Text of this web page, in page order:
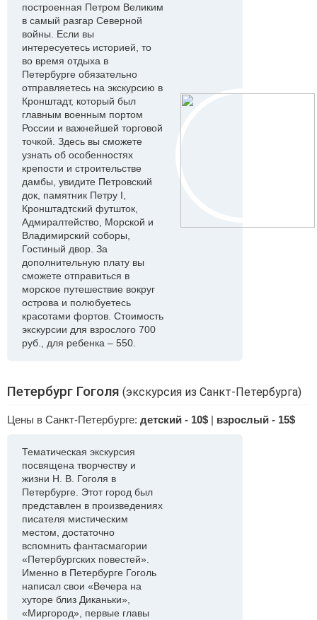
построенная Петром Великим
в самый разгар Северной
войны. Если вы
интересуетесь историей, то
во время отдыха в
Петербурге обязательно
отправляетесь на экскурсию в
Кронштадт, который был
главным военным портом
России и важнейшей торговой
точкой. Здесь вы сможете
узнать об особенностях
крепости и строительстве
дамбы, увидите Петровский
док, памятник Петру I,
Кронштадтский футшток,
Адмиралтейство, Морской и
Владимирский соборы,
Гостиный двор. За
дополнительную плату вы
сможете отправиться в
морское путешествие вокруг
острова и полюбуетесь
красотами фортов. Стоимость
экскурсии для взрослого 700
руб., для ребенка – 550.
Петербург Гоголя (экскурсия из Санкт-Петербурга)
Цены в Санкт-Петербурге: детский - 10$ | взрослый - 15$
Тематическая экскурсия
посвящена творчеству и
жизни Н. В. Гоголя в
Петербурге. Этот город был
представлен в произведениях
писателя мистическим
местом, достаточно
вспомнить фантасмагории
«Петербургских повестей».
Именно в Петербурге Гоголь
написал свои «Вечера на
хуторе близ Диканьки»,
«Миргород», первые главы